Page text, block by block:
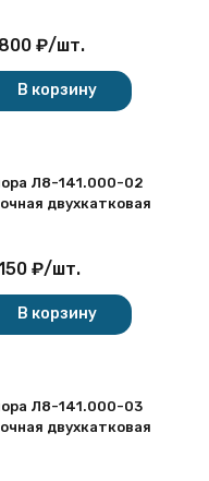
₽/шт.
В корзину
Л8-141.000-02
двухкатковая
₽/шт.
В корзину
Л8-141.000-03
двухкатковая